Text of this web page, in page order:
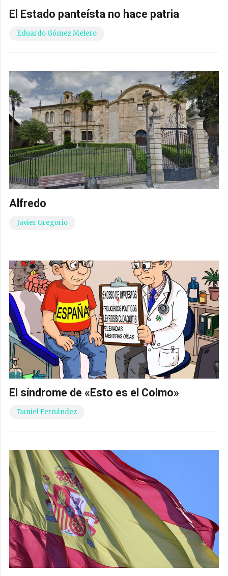
El Estado panteísta no hace patria
Eduardo Gómez Melero
Alfredo
Javier Gregorio
El síndrome de «Esto es el Colmo»
Daniel Fernández